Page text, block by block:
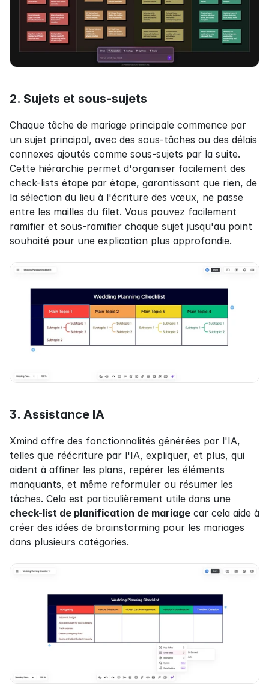
2. Sujets et sous-sujets
Chaque tâche de mariage principale commence par
un sujet principal, avec des sous-tâches ou des délais
connexes ajoutés comme sous-sujets par la suite.
Cette hiérarchie permet d'organiser facilement des
check-lists étape par étape, garantissant que rien, de
la sélection du lieu à l'écriture des vœux, ne passe
entre les mailles du filet. Vous pouvez facilement
ramifier et sous-ramifier chaque sujet jusqu'au point
souhaité pour une explication plus approfondie.
3. Assistance IA
Xmind offre des fonctionnalités générées par l'IA,
telles que réécriture par l'IA, expliquer, et plus, qui
aident à affiner les plans, repérer les éléments
manquants, et même reformuler ou résumer les
check-list de planification de mariage car cela aide à
créer des idées de brainstorming pour les mariages
dans plusieurs catégories.